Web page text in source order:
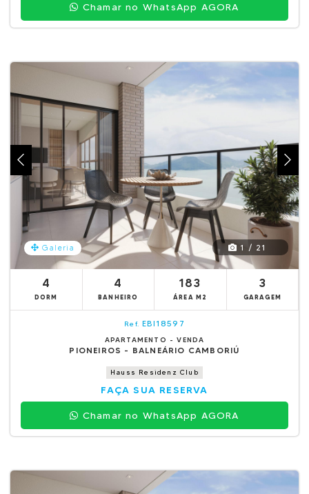
Chamar no WhatsApp AGORA
Galeria 1 / 21
4
DORM
4
BANHEIRO
183
ÁREA M2
3
GARAGEM
Ref. EBI18597
APARTAMENTO - VENDA
PIONEIROS - BALNEÁRIO CAMBORIÚ
Hauss Residenz Club
FAÇA SUA RESERVA
Chamar no WhatsApp AGORA